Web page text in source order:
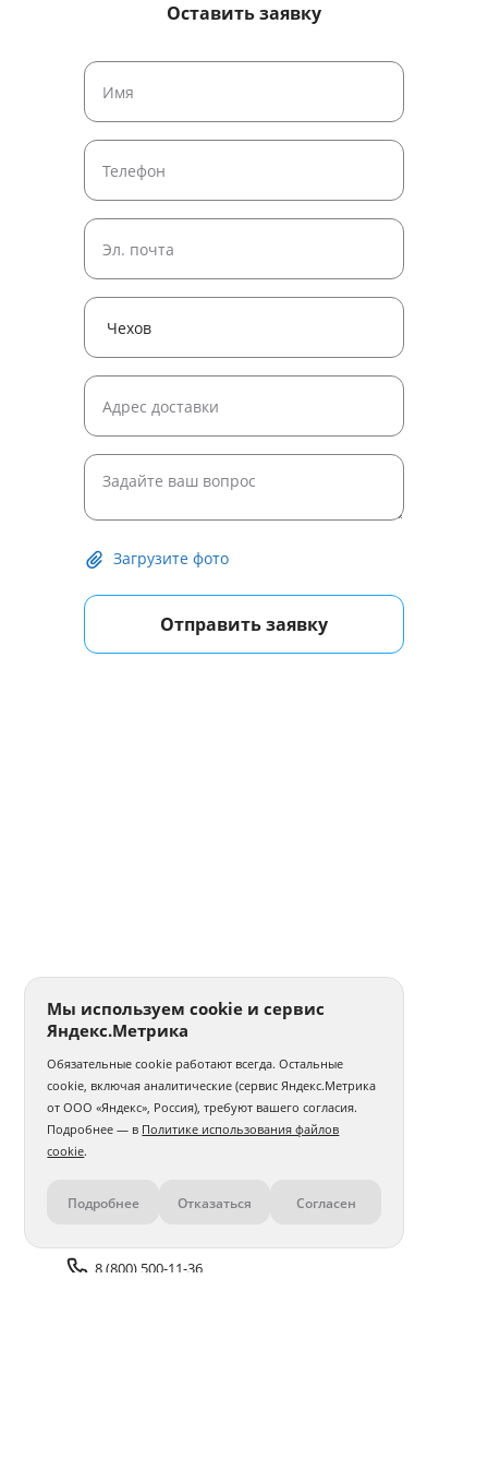
Оставить заявку
Загрузите фото
Отправить заявку
Контакты
8 (800) 500-11-36
Мы используем cookie и сервис
Яндекс.Метрика
Обязательные cookie работают всегда. Остальные
cookie, включая аналитические (сервис Яндекс.Метрика
от ООО «Яндекс», Россия), требуют вашего согласия.
Подробнее — в Политике использования файлов
cookie.
Подробнее Отказаться Согласен